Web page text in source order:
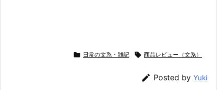
 日常の文系・雑記  商品レビュー（文系）
 Posted by Yuki